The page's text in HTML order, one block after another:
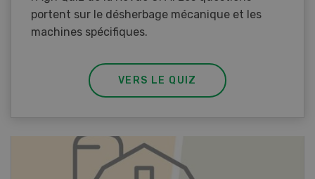
portent sur le désherbage mécanique et les
machines spécifiques.
VERS LE QUIZ